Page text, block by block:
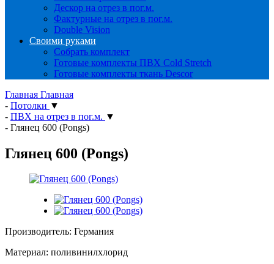
Дескор на отрез в пог.м.
Фактурные на отрез в пог.м.
Double Vision
Своими руками
Собрать комплект
Готовые комплекты ПВХ Cold Stretch
Готовые комплекты ткань Descor
Главная Главная
- Потолки ▼
- ПВХ на отрез в пог.м. ▼
- Глянец 600 (Pongs)
Глянец 600 (Pongs)
Производитель: Германия
Материал: поливинилхлорид